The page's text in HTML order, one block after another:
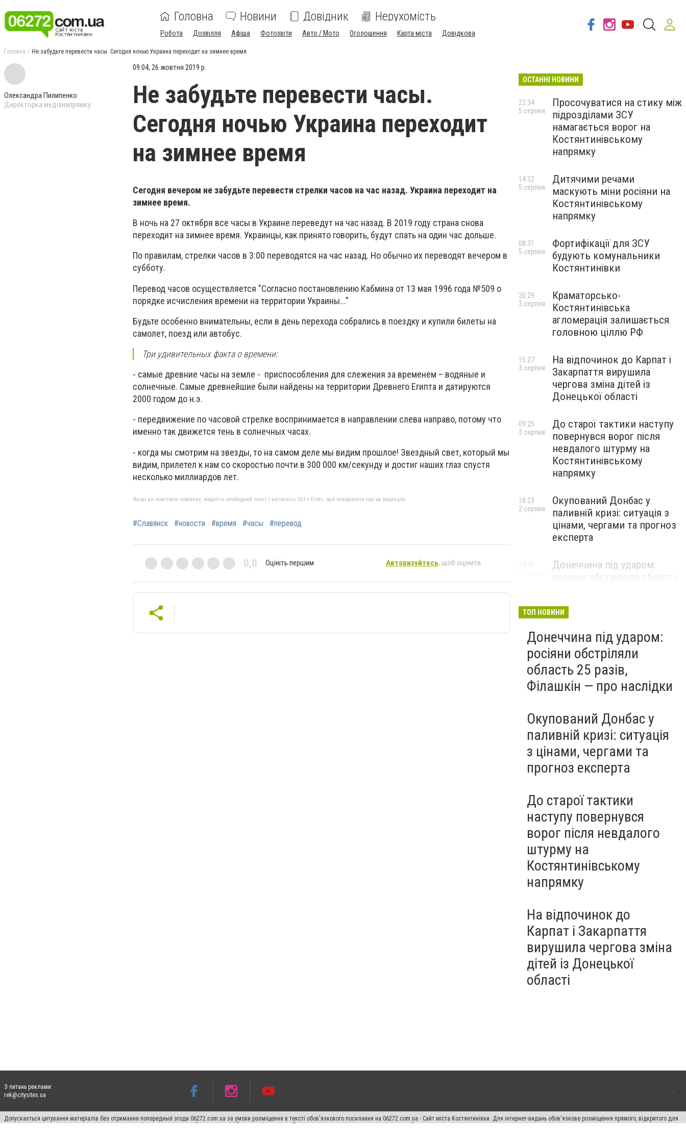
Головна Новини Довідник Нерухомість
Робота Дозвілля Афіша Фотозвіти Авто / Мото Оголошення Карта міста Довідкова
Головна Не забудьте перевести часы. Сегодня ночью Украина переходит на зимнее время
Олександра Пилипенко
Директорка медіанапрямку
09:04, 26 жовтня 2019 р.
Не забудьте перевести часы.
Сегодня ночью Украина переходит
на зимнее время
Сегодня вечером не забудьте перевести стрелки часов на час назад. Украина переходит на
зимнее время.
В ночь на 27 октября все часы в Украине переведут на час назад. В 2019 году страна снова
переходит на зимнее время. Украинцы, как принято говорить, будут спать на один час дольше.
По правилам, стрелки часов в 3:00 переводятся на час назад. Но обычно их переводят вечером в
субботу.
Перевод часов осуществляется "Согласно постановлению Кабмина от 13 мая 1996 года №509 о
порядке исчисления времени на территории Украины..."
Будьте особенно внимательны, если в день перехода собрались в поездку и купили билеты на
самолет, поезд или автобус.
Три удивительных факта о времени:
- самые древние часы на земле - приспособления для слежения за временем – водяные и
солнечные. Самые древнейшие были найдены на территории Древнего Египта и датируются
2000 годом до н.э.
- передвижение по часовой стрелке воспринимается в направлении слева направо, потому что
именно так движется тень в солнечных часах.
- когда мы смотрим на звезды, то на самом деле мы видим прошлое! Звездный свет, который мы
видим, прилетел к нам со скоростью почти в 300 000 км/секунду и достиг наших глаз спустя
несколько миллиардов лет.
Якщо ви помітили помилку, виділіть необхідний текст і натисніть Ctrl + Enter, щоб повідомити про це редакцію
#Славянск #новости #время #часы #перевод
0,0 Оцініть першим Авторизуйтесь, щоб оцінити
ОСТАННІ НОВИНИ
Просочуватися на стику між
підрозділами ЗСУ
намагається ворог на
Костянтинівському
напрямку
22:34
5 серпня
Дитячими речами
маскують міни росіяни на
Костянтинівському
напрямку
14:32
5 серпня
Фортифікації для ЗСУ
будують комунальники
Костянтинівки
08:31
5 серпня
Краматорсько-
Костянтинівська
агломерація залишається
головною ціллю РФ
20:29
3 серпня
На відпочинок до Карпат і
Закарпаття вирушила
чергова зміна дітей із
Донецької області
15:27
3 серпня
До старої тактики наступу
повернувся ворог після
невдалого штурму на
Костянтинівському
напрямку
09:25
3 серпня
Окупований Донбас у
паливній кризі: ситуація з
цінами, чергами та прогноз
експерта
18:23
2 серпня
Донеччина під ударом:
росіяни обстріляли область
ТОП НОВИНИ
Донеччина під ударом:
росіяни обстріляли
область 25 разів,
Філашкін — про наслідки
Окупований Донбас у
паливній кризі: ситуація
з цінами, чергами та
прогноз експерта
До старої тактики
наступу повернувся
ворог після невдалого
штурму на
Костянтинівському
напрямку
На відпочинок до
Карпат і Закарпаття
вирушила чергова зміна
дітей із Донецької
області
З питань реклами:
rek@citysites.ua
Допускається цитування матеріалів без отримання попередньої згоди 06272.com.ua за умови розміщення в тексті обов'язкового посилання на 06272.com.ua - Сайт міста Костянтинівки. Для інтернет-видань обов'язкове розміщення прямого, відкритого для
пошукових систем гіперпосилання на цитовані статті не нижче другого абзацу в тексті або в якості джерела. Порушення виняткових прав переслідується Законом.